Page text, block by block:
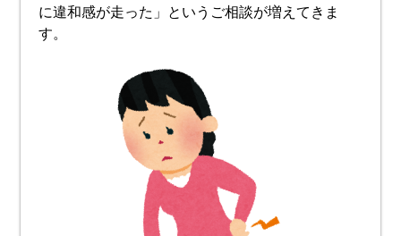
に違和感が走った」というご相談が増えてきま
す。